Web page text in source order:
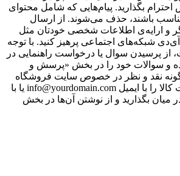
بگذارید. پیام‌هایی که شامل محتوای
باشند، حذف می‌شوند. از ارسال
و ارایه‌ی اطلاعات شخصی خودتان مثل
شبکه‌های اجتماعی پرهیز کنید. با توجه
از پرسیدن سوال یا درخواست راهنمایی در
و سوالات خود را در بخش «پرسش و
نقد و نظر در خصوص سایت فروشگاه
ما، خدمات و درخواست کالا را با ایمیل info@yourdomain.com یا با
۰۰۰۰ - ۰۲۱ در میان بگذارید و از نوشتن آن‌ها در بخش